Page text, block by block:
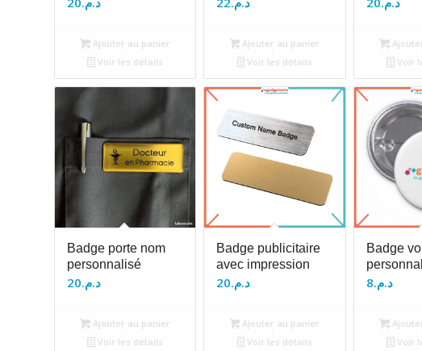
Ajouter au panier
Voir les détails
Ajouter au panier
Voir les détails
Voir
Badge porte nom
personnalisé
د.م.20
Ajouter au panier
Voir les détails
Badge publicitaire
avec impression
د.م.20
Ajouter au panier
Voir les détails
Badge
د.م.8
Voir